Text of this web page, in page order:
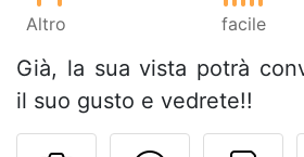
Altro facile
Già, la sua vista potrà
il suo gusto e vedrete!!